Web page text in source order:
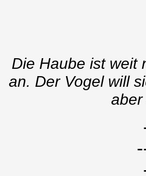
Die Haube ist weit
an. Der Vogel will